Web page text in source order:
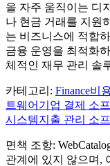
을 자주 움직이는 디
나 현금 거래를 지원
는 비즈니스에 적합
금융 운영을 최적화
체적인 재무 관리 솔
카테고리 : Finance비
트웨어 기업 결제 소
시스템지출 관리 소
면책 조항:
관계에 있지 않으며,